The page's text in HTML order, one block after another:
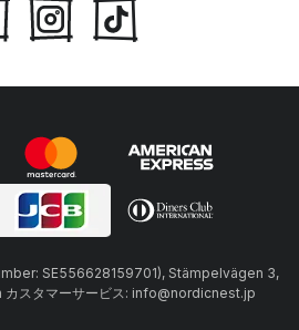
SE556628159701), Stämpelvägen 3,
スタマーサービス: info@nordicnest.jp